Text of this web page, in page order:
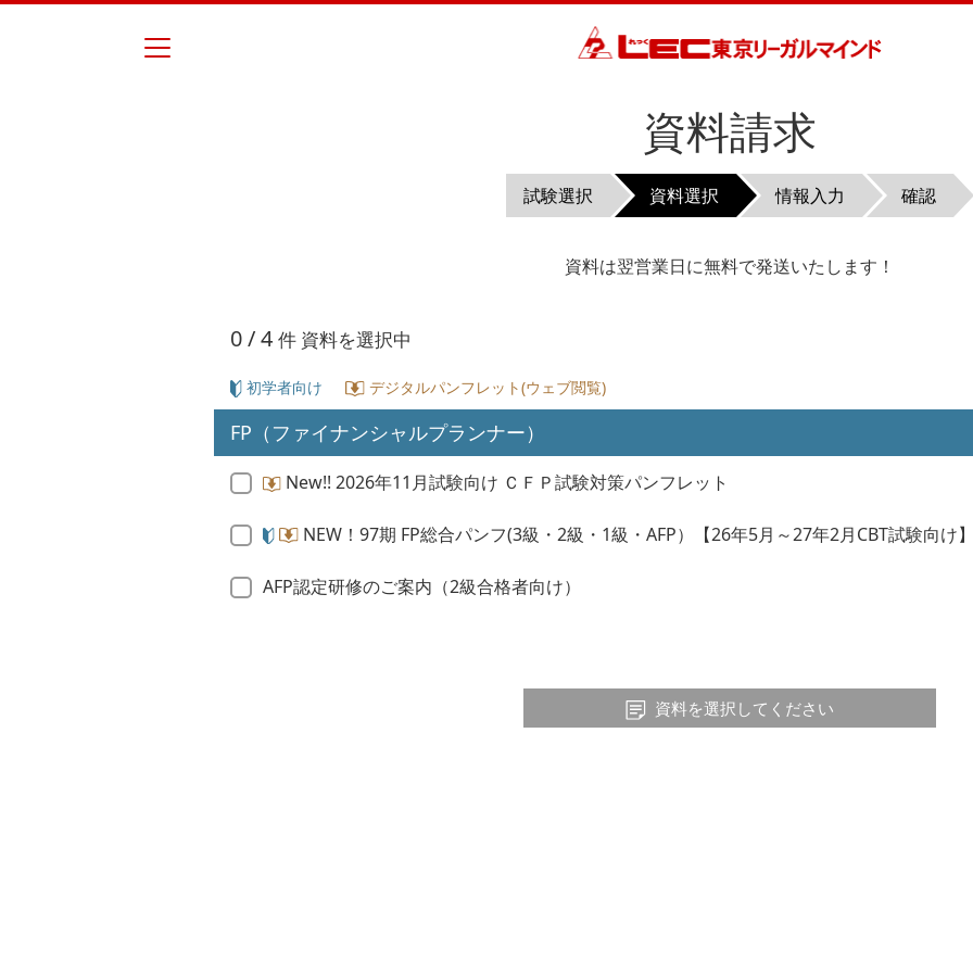
資料請求
試験選択 資料選択 情報入力 確認
資料は翌営業日に無料で発送いたします！
0/ 4 件 資料を選択中
初学者向け デジタルパンフレット(ウェブ閲覧)
FP（ファイナンシャルプランナー）
New!! 2026年11月試験向け ＣＦＰ試験対策パンフレット
NEW！97期 FP総合パンフ(3級・2級・1級・AFP）【26年5月～27年2月CBT試験向け】
AFP認定研修のご案内（2級合格者向け）
資料を選択してください